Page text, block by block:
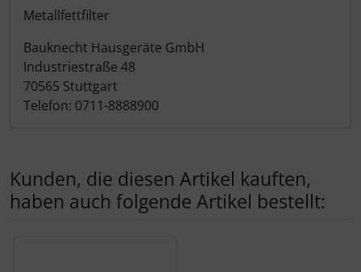
Produktbeschreibung
Metallfettfilter
Bauknecht Hausgeräte GmbH
Industriestraße 48
70565 Stuttgart
Telefon: 0711-8888900
Kunden, die diesen Artikel kauften,
haben auch folgende Artikel bestellt: